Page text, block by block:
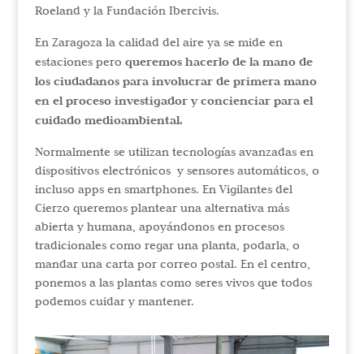
Roeland y la Fundación Ibercivis.
En Zaragoza la calidad del aire ya se mide en
estaciones pero queremos hacerlo de la mano de
los ciudadanos para involucrar de primera mano
en el proceso investigador y concienciar para el
cuidado medioambiental.
Normalmente se utilizan tecnologías avanzadas en
dispositivos electrónicos y sensores automáticos, o
incluso apps en smartphones. En Vigilantes del
Cierzo queremos plantear una alternativa más
abierta y humana, apoyándonos en procesos
tradicionales como regar una planta, podarla, o
mandar una carta por correo postal. En el centro,
ponemos a las plantas como seres vivos que todos
podemos cuidar y mantener.